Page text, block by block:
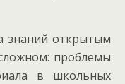
знаний открытым
проблемы
в школьных